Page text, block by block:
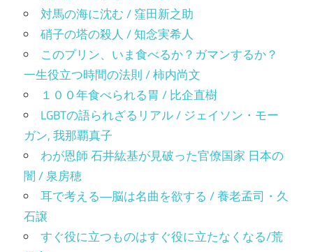
対馬の海に沈む / 窪田新之助
硝子の塔の殺人 / 知念実希人
このプリン、いま食べるか？ガマンするか？
一生役立つ時間の法則 / 柿内尚文
１００年食べられる胃 / 比企直樹
LGBTの語られざるリアル / ジェイソン・モー
ガン, 我那覇真子
わが恩師 石井紘基が見破った官僚国家 日本の
闇 / 泉房穂
耳で考える―脳は名曲を欲する / 養老孟司・久
石譲
すぐ役に立つものはすぐ役に立たなくなる/荒